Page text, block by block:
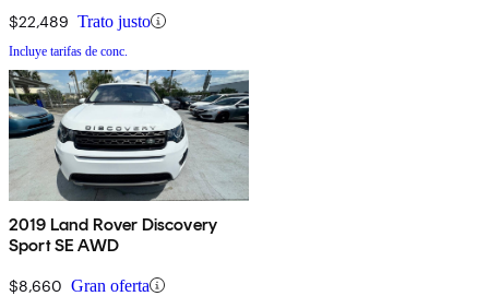
$22,489 Trato justo
Incluye tarifas de conc.
2019 Land Rover Discovery
Sport SE AWD
$8,660 Gran oferta